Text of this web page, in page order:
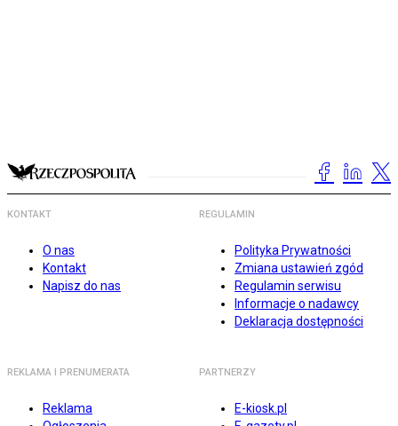
KONTAKT
O nas
Kontakt
Napisz do nas
REGULAMIN
Polityka Prywatności
Zmiana ustawień zgód
Regulamin serwisu
Informacje o nadawcy
Deklaracja dostępności
REKLAMA I PRENUMERATA
Reklama
PARTNERZY
E-kiosk.pl